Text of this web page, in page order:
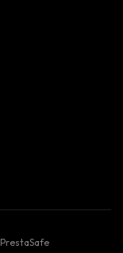
PrestaSafe